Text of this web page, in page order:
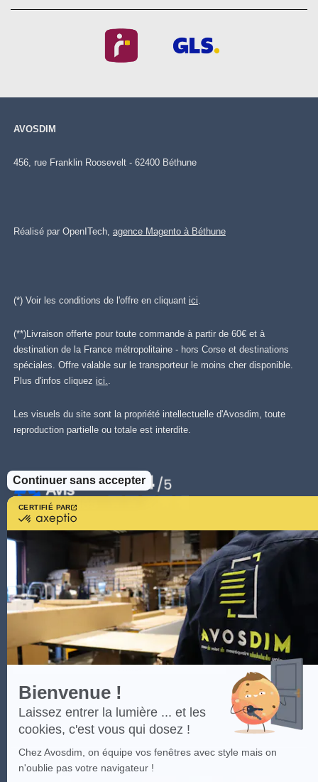
CERTIFIÉ PAR
savoir
plus
sur
Axeptio
Bienvenue !
Laissez entrer la lumière ... et les
cookies, c'est vous qui dosez !
Chez Avosdim, on équipe vos fenêtres avec style mais on
n'oublie pas votre navigateur !
Continuer sans accepter
AVOSDIM
456, rue Franklin Roosevelt - 62400 Béthune
Réalisé par OpenITech, agence Magento à Béthune
(*) Voir les conditions de l'offre en cliquant ici
(**)Livraison offerte pour toute commande à partir de 60€ et à
destination de la France métropolitaine - hors Corse et destinations
spéciales. Offre valable sur le transporteur le moins cher disponible.
Plus d'infos cliquez ici.
Les visuels du site sont la propriété intellectuelle d'Avosdim, toute
reproduction partielle ou totale est interdite.